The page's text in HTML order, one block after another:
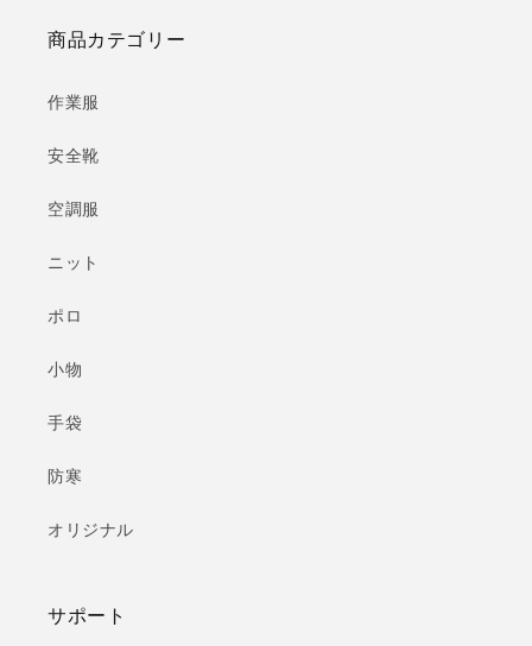
商品カテゴリー
作業服
安全靴
空調服
ニット
ポロ
小物
手袋
防寒
オリジナル
サポート